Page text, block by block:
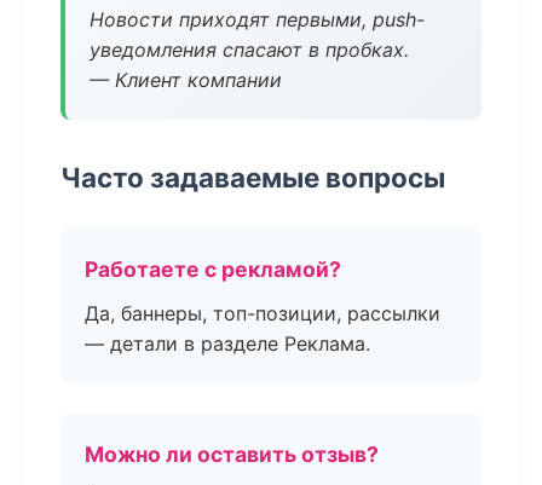
Новости приходят первыми, push-
уведомления спасают в пробках.
— Клиент компании
Часто задаваемые вопросы
Работаете с рекламой?
Да, баннеры, топ-позиции, рассылки
— детали в разделе Реклама.
Можно ли оставить отзыв?